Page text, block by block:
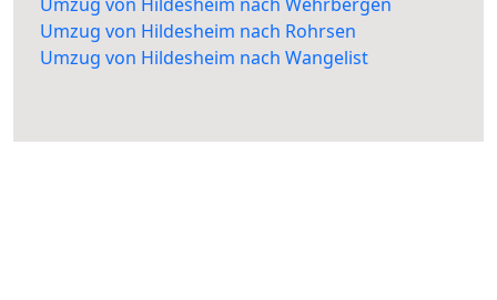
Umzug von Hildesheim nach Rohrsen
Umzug von Hildesheim nach Wangelist